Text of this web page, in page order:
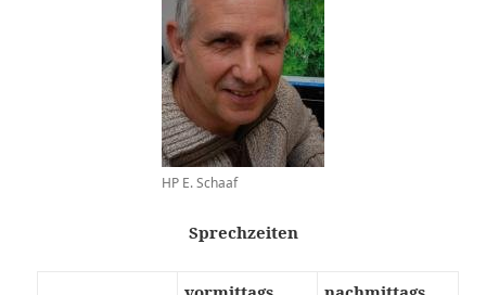
HP E. Schaaf
Sprechzeiten